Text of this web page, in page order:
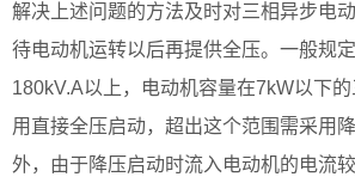
解决上述问题的方法及时对三相异步电
待电动机运转以后再提供全压。一般规
180kV.A以上，电动机容量在7kW以下
用直接全压启动，超出这个范围需采用
外，由于降压启动时流入电动机的电流